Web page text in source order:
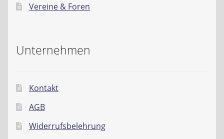
Vereine & Foren
Unternehmen
Kontakt
AGB
Widerrufsbelehrung